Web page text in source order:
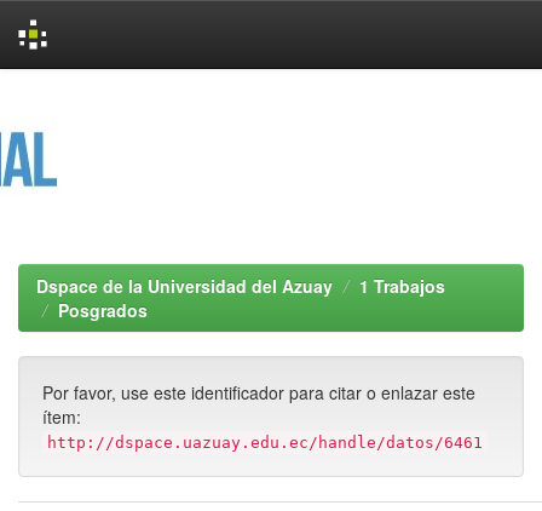
Dspace de la Universidad del Azuay
1 Trabajos
Posgrados
Por favor, use este identificador para citar o enlazar este
ítem:
http://dspace.uazuay.edu.ec/handle/datos/6461